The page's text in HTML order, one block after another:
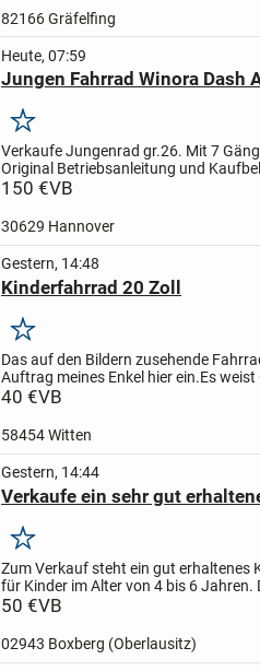
82166 Gräfelfing
Heute, 07:59
Jungen Fahrrad Winora Dash
Merken
Verkaufe Jungenrad gr.26. Mit 7
Original Betriebsanleitung und
Rad ist 6 Jahre alt.Ist aber Tip Top in
150 €VB
30629 Hannover
Gestern, 14:48
Kinderfahrrad 20 Zoll
Merken
Das auf den Bildern zusehende
Auftrag meines Enkel hier ein.Es
40 €VB
58454 Witten
Gestern, 14:44
Verkaufe ein sehr gut
Merken
Zum Verkauf steht ein gut erhaltenes
für Kinder im Alter von 4 bis 6
und ist in einem sehr guten Zustand –
50 €VB
02943 Boxberg (Oberlausitz)